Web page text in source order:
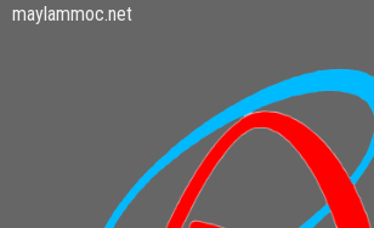
maylammoc.net